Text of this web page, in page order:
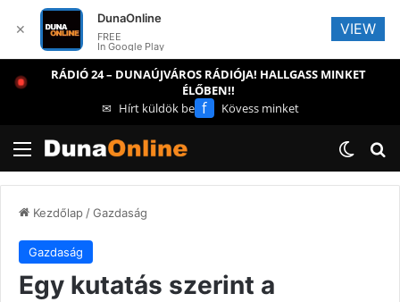
RÁDIÓ 24 – DUNAÚJVÁROS RÁDIÓJA! HALLGASS MINKET
ÉLŐBEN!!
✉ Hírt küldök be f Kövess minket
Menü
Kezdőlap/Gazdaság
Gazdaság
Egy kutatás szerint a
✕
DunaOnline
FREE
In Google Play
VIEW